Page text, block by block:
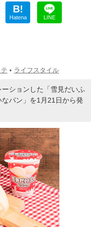
B!
Hatena LINE
• ライフスタイル
ションした「雪見だいふ
パン」を1月21日から発